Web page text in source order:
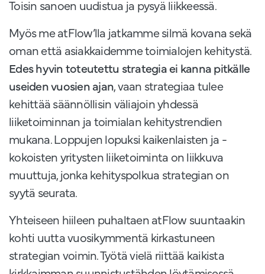
Toisin sanoen uudistua ja pysyä liikkeessä.
Myös me atFlow’lla jatkamme silmä kovana sekä
oman että asiakkaidemme toimialojen kehitystä.
Edes hyvin toteutettu strategia ei kanna pitkälle
useiden vuosien ajan, vaan strategiaa tulee
kehittää säännöllisin väliajoin yhdessä
liiketoiminnan ja toimialan kehitystrendien
mukana. Loppujen lopuksi kaikenlaisten ja -
kokoisten yritysten liiketoiminta on liikkuva
muuttuja, jonka kehityspolkua strategian on
syytä seurata.
Yhteiseen hiileen puhaltaen atFlow suuntaakin
kohti uutta vuosikymmentä kirkastuneen
strategian voimin. Työtä vielä riittää kaikista